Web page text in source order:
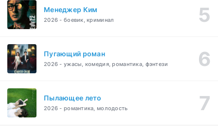
Менеджер Ким
2026 - боевик, криминал
Пугающий роман
2026 - ужасы, комедия, романтика, фэнтези
Пылающее лето
2026 - романтика, молодость